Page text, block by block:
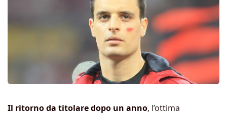
Il ritorno da titolare dopo un anno, l’ottima